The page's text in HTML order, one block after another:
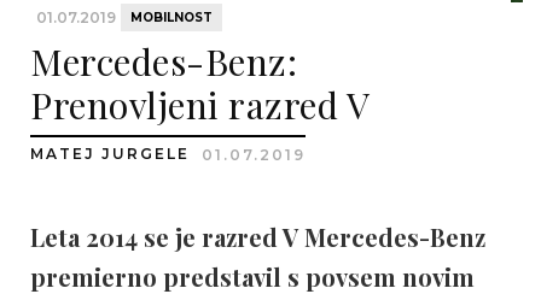
01.07.2019 MOBILNOST
Mercedes-Benz:
Prenovljeni razred V
MATEJ JURGELE 01.07.2019
Leta 2014 se je razred V Mercedes-Benz
premierno predstavil s povsem novim